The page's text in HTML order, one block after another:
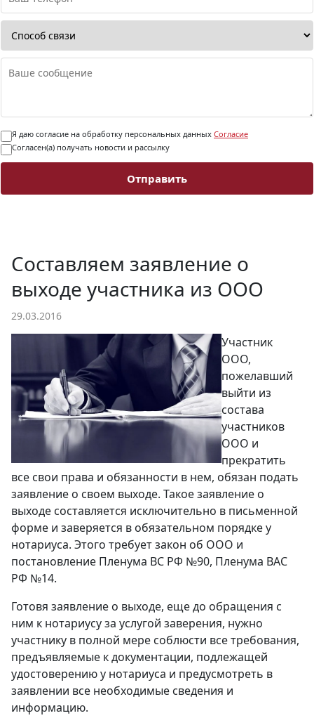
Я даю согласие на обработку персональных данных Согласие
Согласен(а) получать новости и рассылку
Отправить
Составляем заявление о
выходе участника из ООО
29.03.2016
Участник
ООО,
пожелавший
выйти из
состава
участников
OOO и
прекратить
все свои права и обязанности в нем, обязан подать
заявление о своем выходе. Такое заявление о
выходе составляется исключительно в письменной
форме и заверяется в обязательном порядке у
нотариуса. Этого требует закон об OOO и
постановление Пленума BC РФ №90, Пленума BAC
РФ №14.
Готовя заявление о выходе, еще до обращения с
ним к нотариусу за услугой заверения, нужно
участнику в полной мере соблюсти все требования,
предъявляемые к документации, подлежащей
удостоверению у нотариуса и предусмотреть в
заявлении все необходимые сведения и
информацию.